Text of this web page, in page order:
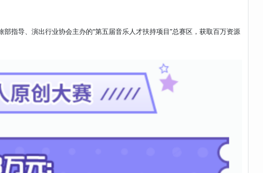
指导、演出行业协会主办的“第五届音乐人才扶持项目”总赛区，获取百万资源